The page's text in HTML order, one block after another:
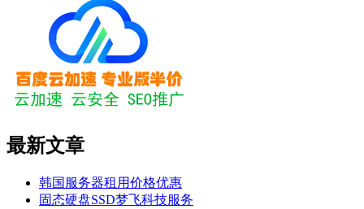
最新文章
韩国服务器租用价格优惠
固态硬盘SSD梦飞科技服务